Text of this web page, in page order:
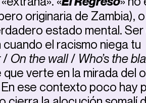
originaria de Zambia),
estado mental.
el racismo niega tu
/ On the wall/ Who’s the
verte en la mirada del
ese contexto poco hay